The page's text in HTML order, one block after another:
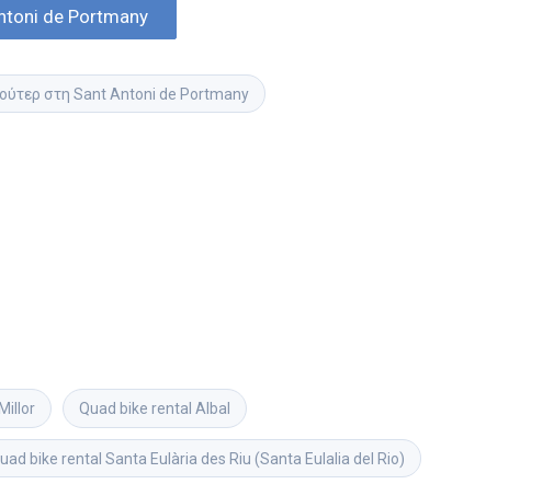
de Portmany
στη Sant Antoni de Portmany
Quad bike rental Albal
bike rental Santa Eulària des Riu (Santa Eulalia del Rio)